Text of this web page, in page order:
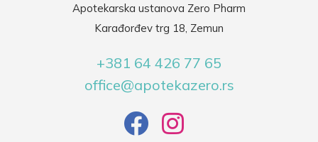
Apotekarska ustanova Zero Pharm
Karađorđev trg 18, Zemun
+381 64 426 77 65
office@apotekazero.rs